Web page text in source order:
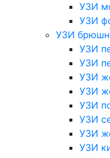
УЗИ
УЗИ
УЗИ
УЗИ
УЗИ
УЗИ
УЗИ
УЗИ
УЗИ
УЗИ
УЗИ